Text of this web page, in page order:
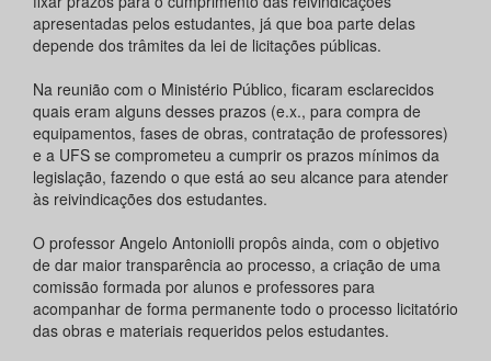
apresentadas pelos estudantes, já que boa parte delas
depende dos trâmites da lei de licitações públicas.
Na reunião com o Ministério Público, ficaram esclarecidos
quais eram alguns desses prazos (e.x., para compra de
equipamentos, fases de obras, contratação de professores)
e a UFS se comprometeu a cumprir os prazos mínimos da
legislação, fazendo o que está ao seu alcance para atender
às reivindicações dos estudantes.
O professor Angelo Antoniolli propôs ainda, com o objetivo
de dar maior transparência ao processo, a criação de uma
comissão formada por alunos e professores para
acompanhar de forma permanente todo o processo licitatório
das obras e materiais requeridos pelos estudantes.